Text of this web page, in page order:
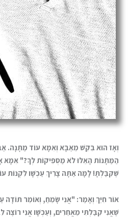
וְאָז הוּא בִּקֵּשׁ מֵאַבָּא וְאִמָּא עוֹד מַתָּנָה.
הַמַּתָּנוֹת הָאֵלּוּ לֹא מַסְפִּיקוֹת לְךָ?"
שֶׁקִּבַּלְתָּ! לָמָּה אַתָּה צָרִיךְ עַכְשָׁו לִקְנוֹת
אוֹר חִיֵּךְ וְאָמַר: "אֲנִי שָׂמֵחַ, וְאוֹמֵר
שֶׁאֲנִי קִבַּלְתִּי מֵאֲחֵרִים, וְעַכְשָׁו אֲנִי